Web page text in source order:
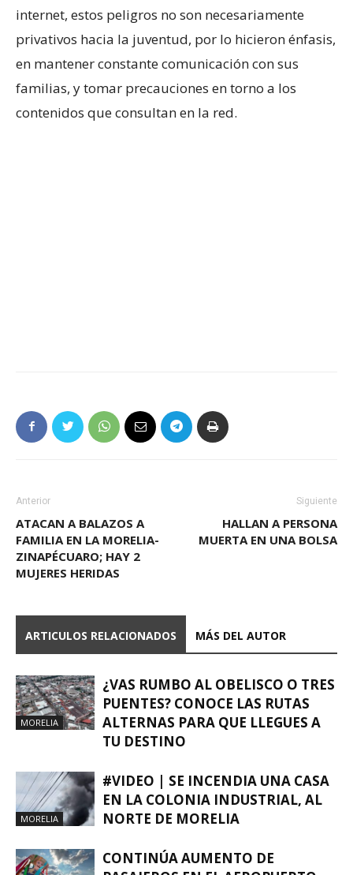
internet, estos peligros no son necesariamente
privativos hacia la juventud, por lo hicieron énfasis,
en mantener constante comunicación con sus
familias, y tomar precauciones en torno a los
contenidos que consultan en la red.
Anterior
ATACAN A BALAZOS A
FAMILIA EN LA MORELIA-
ZINAPÉCUARO; HAY 2
MUJERES HERIDAS
Siguiente
HALLAN A PERSONA
MUERTA EN UNA BOLSA
ARTICULOS RELACIONADOS MÁS DEL AUTOR
MORELIA
¿VAS RUMBO AL OBELISCO O TRES
PUENTES? CONOCE LAS RUTAS
ALTERNAS PARA QUE LLEGUES A
TU DESTINO
MORELIA
#VIDEO | SE INCENDIA UNA CASA
EN LA COLONIA INDUSTRIAL, AL
NORTE DE MORELIA
CONTINÚA AUMENTO DE